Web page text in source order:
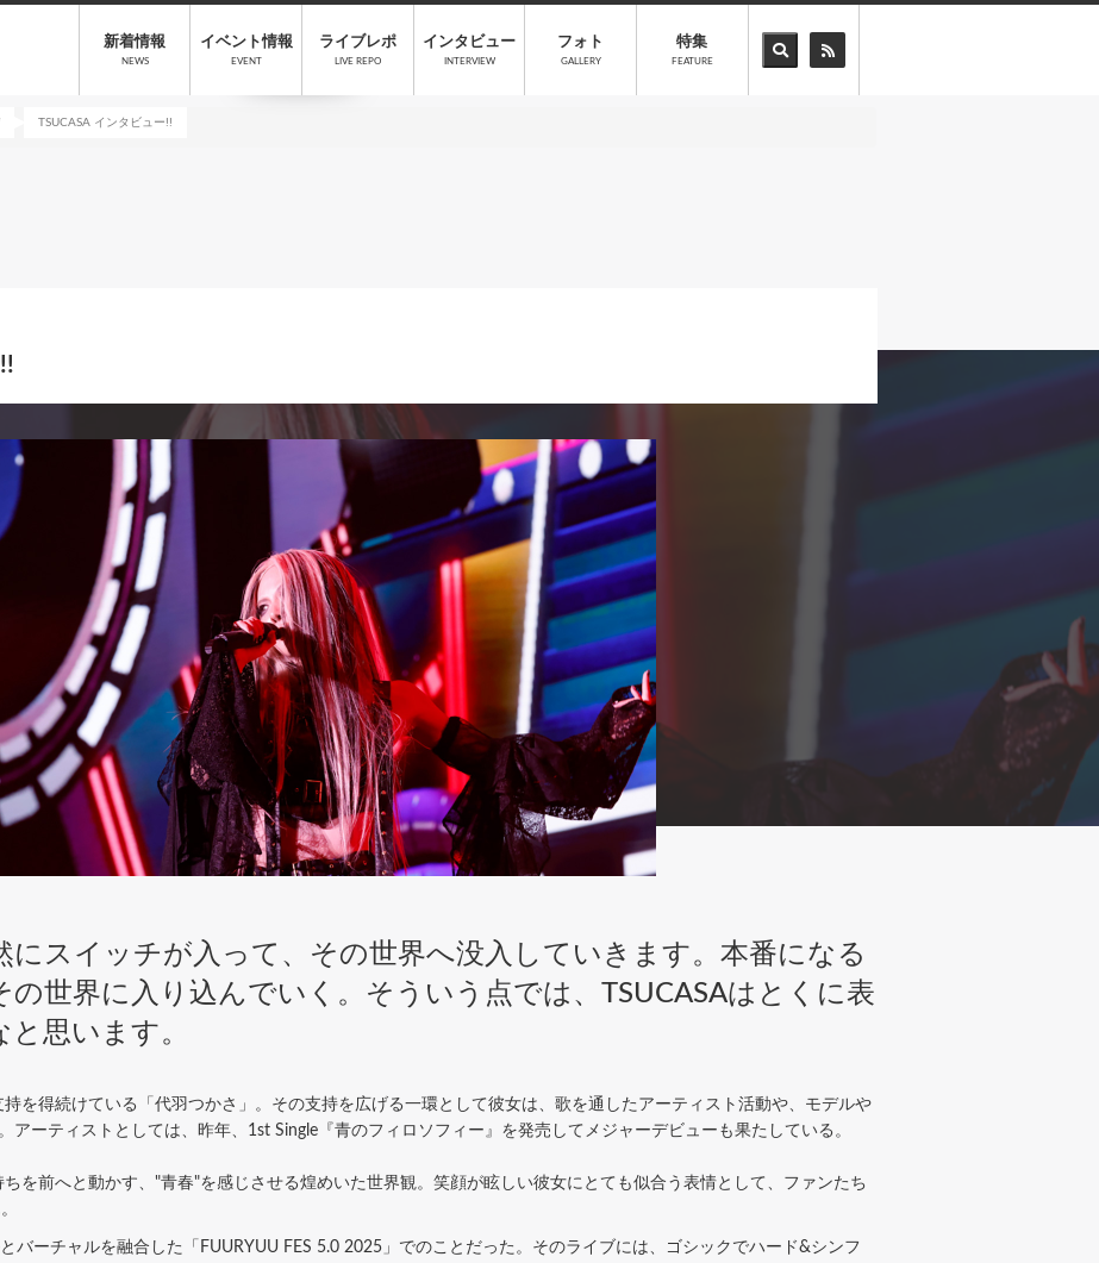
新着情報
NEWS
イベント情報
EVENT
ライブレポ
LIVE REPO
インタビュー
INTERVIEW
フォト
GALLERY
特集
FEATURE
TSUCASA インタビュー!!
にスイッチが入って、その世界へ没入していきます。本番になる
の世界に入り込んでいく。そういう点では、TSUCASAはとくに表
思います。
を得続けている「代羽つかさ」。その支持を広げる一環として彼女は、歌を通したアーティスト活動や、モデルや
アーティストとしては、昨年、1st Single『青のフィロソフィー』を発売してメジャーデビューも果たしている。
を前へと動かす、"青春"を感じさせる煌めいた世界観。笑顔が眩しい彼女にとても似合う表情として、ファンたち
バーチャルを融合した「FUURYUU FES 5.0 2025」でのことだった。そのライブには、ゴシックでハード&シンフ